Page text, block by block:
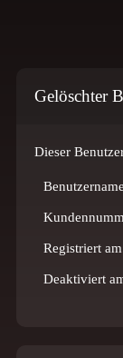
Gelöschter
Dieser
Registriert
Deaktiviert